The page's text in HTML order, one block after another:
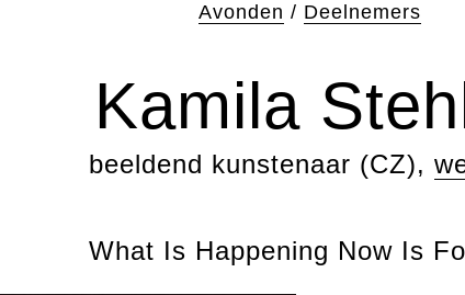
Avonden / Deelnemers
Kamila
beeldend kunstenaar (CZ),
What Is Happening Now Is